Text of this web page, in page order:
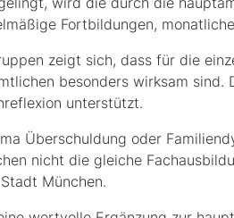
Fortbildungen,
zeigt sich, dass für die
besonders wirksam
unterstützt.
Überschuldung oder
nicht die gleiche
München.